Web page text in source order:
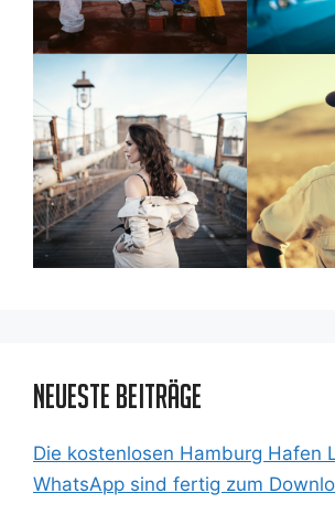
Neueste Beiträge
Die kostenlosen Hamburg Hafen
WhatsApp sind fertig zum